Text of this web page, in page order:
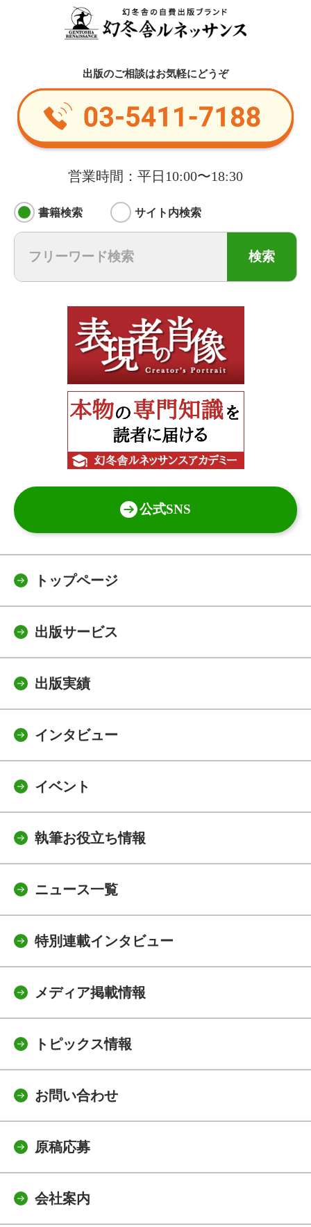
出版のご相談はお気軽にどうぞ
営業時間：平日10:00〜18:30
書籍検索 サイト内検索
検索
公式SNS
トップページ
出版サービス
出版実績
インタビュー
イベント
執筆お役立ち情報
ニュース一覧
特別連載インタビュー
メディア掲載情報
トピックス情報
お問い合わせ
原稿応募
会社案内